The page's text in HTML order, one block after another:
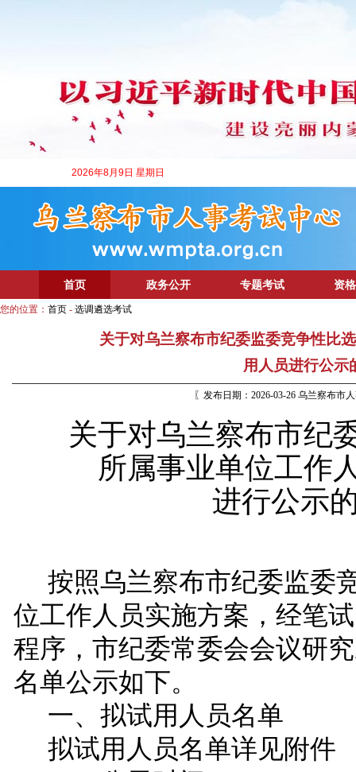
2026年8月9日 星期日
首页 政务公开 专题考试 资
您的位置： 首页 - 选调遴选考试
关于对乌兰察布市纪委监委竞争性比
用人员进行公示
〖发布日期：2026-03-26 乌兰察布市
关于对乌兰察布市纪
所属事业单位工作
进行公示
按照乌兰察布市纪委监委
位工作人员实施方案，经笔
程序，市纪委常委会会议研
名单公示如下。
一、拟试用 人员名单
拟试用 人员名单详见附件